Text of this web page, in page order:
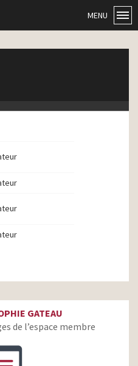
MENU
GATEAU
de l’espace membre